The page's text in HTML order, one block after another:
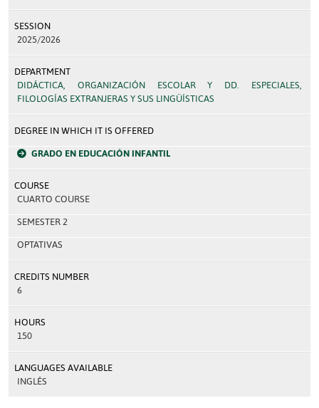
SESSION
2025/2026
DEPARTMENT
DIDÁCTICA, ORGANIZACIÓN ESCOLAR Y DD. ESPECIALES,
FILOLOGÍAS EXTRANJERAS Y SUS LINGÜÍSTICAS
DEGREE IN WHICH IT IS OFFERED
GRADO EN EDUCACIÓN INFANTIL
COURSE
CUARTO COURSE
SEMESTER 2
OPTATIVAS
CREDITS NUMBER
6
HOURS
150
LANGUAGES AVAILABLE
INGLÉS